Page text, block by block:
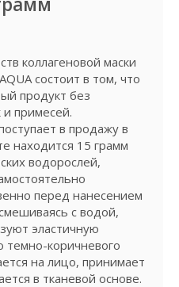
коллагеновой маски
состоит в том, что
продукт без
примесей.
в продажу в
находится 15 грамм
водорослей,
перед нанесением
с водой,
эластичную
темно-коричневого
на лицо, принимает
в тканевой основе.